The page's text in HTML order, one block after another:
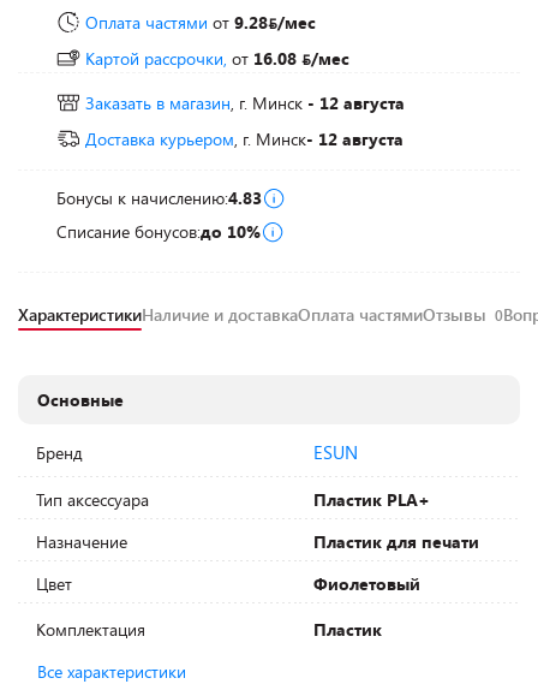
Оплата частями от 9.28 /мес
Картой рассрочки, от 16.08
/мес
Заказать в магазин, г. Минск - 12 августа
Доставка курьером, г. Минск- 12 августа
Бонусы к начислению:4.83
Списание бонусов:до 10%
ХарактеристикиНаличие и доставкаОплата частямиОтзывы 0
Основные
Бренд ESUN
Тип аксессуара
Пластик PLA+
Назначение
Пластик для печати
Цвет
Фиолетовый
Комплектация
Пластик
Все характеристики